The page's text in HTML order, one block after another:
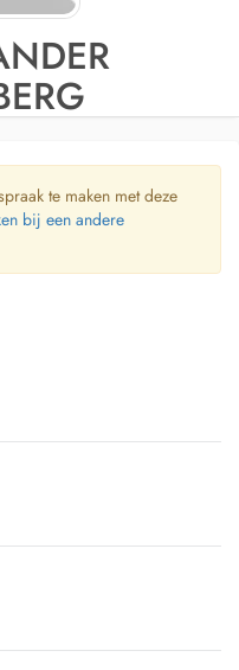
te maken met deze
bij een andere